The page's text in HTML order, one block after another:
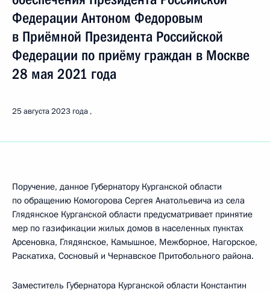
Федерации Антоном Федоровым
в Приёмной Президента Российской
Федерации по приёму граждан в Москве
28 мая 2021 года
25 августа 2023 года
Поручение, данное Губернатору Курганской области
по обращению Комогорова Сергея Анатольевича из села
Глядянское Курганской области предусматривает принятие
мер по газификации жилых домов в населенных пунктах
Арсеновка, Глядянское, Камышное, Межборное, Нагорское,
Раскатиха, Сосновый и Чернавское Притобольного района.
Заместитель Губернатора Курганской области Константин